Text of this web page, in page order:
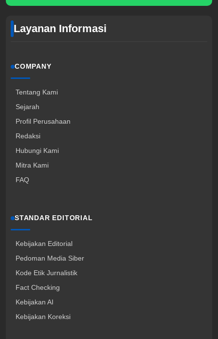
Layanan Informasi
COMPANY
Tentang Kami
Sejarah
Profil Perusahaan
Redaksi
Hubungi Kami
Mitra Kami
FAQ
STANDAR EDITORIAL
Kebijakan Editorial
Pedoman Media Siber
Kode Etik Jurnalistik
Fact Checking
Kebijakan AI
Kebijakan Koreksi